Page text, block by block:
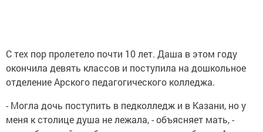
С тех пор пролетело почти 10 лет. Даша в этом году
окончила девять классов и поступила на дошкольное
отделение Арского педагогического колледжа.
- Могла дочь поступить в педколледж и в Казани, но у
меня к столице душа не лежала, - объясняет мать, -